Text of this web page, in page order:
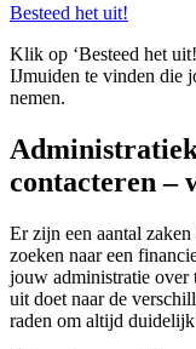
Besteed het uit!
Klik op ‘Besteed het
IJmuiden te vinden die
nemen.
contacteren –
Er zijn een aantal
zoeken naar een
jouw administratie over
uit doet naar de
raden om altijd